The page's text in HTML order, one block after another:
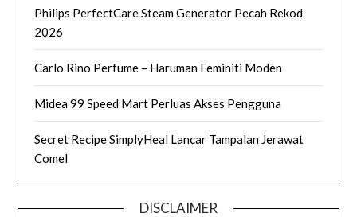
Philips PerfectCare Steam Generator Pecah Rekod
2026
Carlo Rino Perfume – Haruman Feminiti Moden
Midea 99 Speed Mart Perluas Akses Pengguna
Secret Recipe SimplyHeal Lancar Tampalan Jerawat
Comel
DISCLAIMER